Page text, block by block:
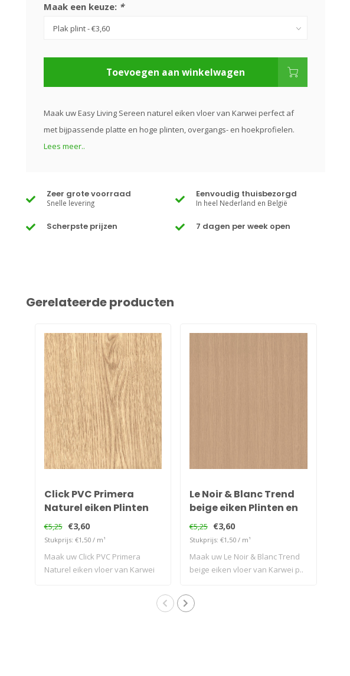
Maak een keuze: *
Toevoegen aan winkelwagen
Maak uw Easy Living Sereen naturel eiken vloer van Karwei perfect af
met bijpassende platte en hoge plinten, overgangs- en hoekprofielen.
Lees meer..
Zeer grote voorraad
Snelle levering
Eenvoudig thuisbezorgd
In heel Nederland en België
Scherpste prijzen 7 dagen per week open
Gerelateerde producten
Click PVC Primera
Naturel eiken Plinten
en Profielen voor van
Karwei
€5,25 €3,60
Stukprijs: €1,50 / m¹
Maak uw Click PVC Primera
Naturel eiken vloer van Karwei
Le Noir & Blanc Trend
beige eiken Plinten en
Profielen voor van
Karwei
€5,25 €3,60
Stukprijs: €1,50 / m¹
Maak uw Le Noir & Blanc Trend
beige eiken vloer van Karwei p..